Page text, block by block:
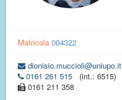
Matricola 004322
dionisio.muccioli@uniupo.it
0161 261 515
(int.: 6515)
0161 211 358